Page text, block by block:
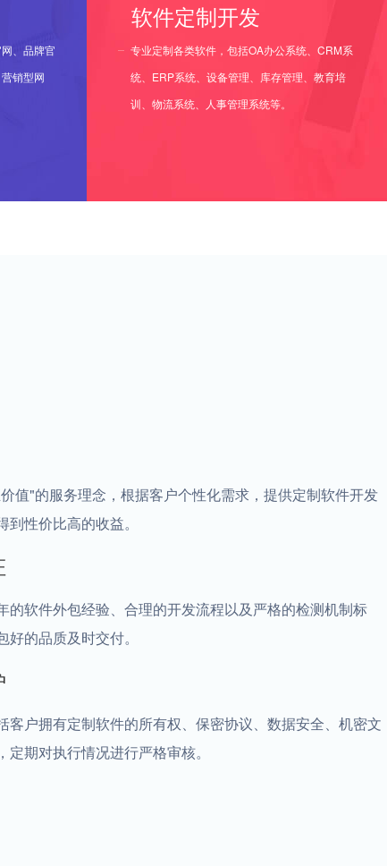
、品牌官
销型网
软件定制开发
专业定制各类软件，包括OA办公系统、CRM系
统、ERP系统、设备管理、库存管理、教育培
训、物流系统、人事管理系统等。
值"的服务理念，根据客户个性化需求，提供定制软件开发
性价比高的收益。
的软件外包经验、合理的开发流程以及严格的检测机制标
的品质及时交付。
客户拥有定制软件的所有权、保密协议、数据安全、机密文
期对执行情况进行严格审核。